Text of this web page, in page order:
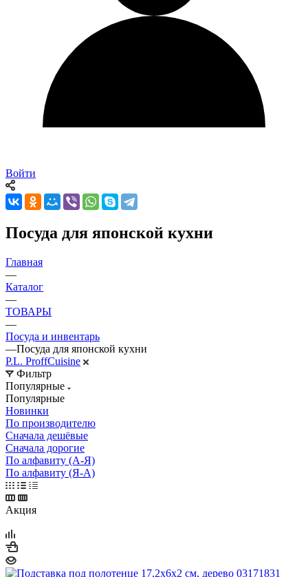
Войти
Посуда для японской кухни
Главная
—
Каталог
—
ТОВАРЫ
—
Посуда и инвентарь
—Посуда для японской кухни
P.L. ProffСuisine
Фильтр
Популярные
Популярные
Новинки
По производителю
Сначала дешёвые
Сначала дорогие
По алфавиту (А-Я)
По алфавиту (Я-А)
Акция